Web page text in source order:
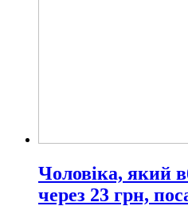
Чоловіка, який
через 23 грн,